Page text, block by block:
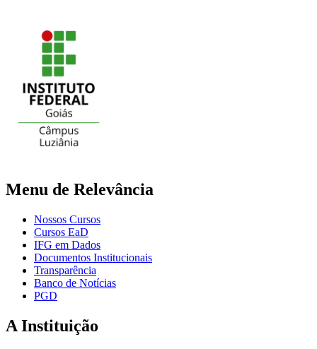
Menu de Relevância
Nossos Cursos
Cursos EaD
IFG em Dados
Documentos Institucionais
Transparência
Banco de Notícias
PGD
A Instituição